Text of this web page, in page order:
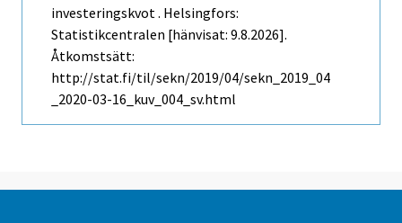
investeringskvot . Helsingfors:
Statistikcentralen [hänvisat: 9.8.2026].
Åtkomstsätt:
http://stat.fi/til/sekn/2019/04/sekn_2019_04
_2020-03-16_kuv_004_sv.html